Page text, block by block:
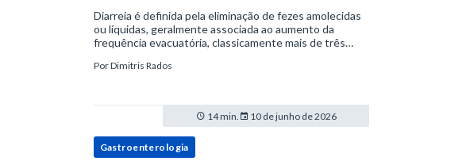
Diarreia é definida pela eliminação de fezes amolecidas
ou líquidas, geralmente associada ao aumento da
frequência evacuatória, classicamente mais de três
prática, a consistência das fezes costuma s
PorDimitris Rados
14 min. 10 de junho de 2026
Gastroenterologia